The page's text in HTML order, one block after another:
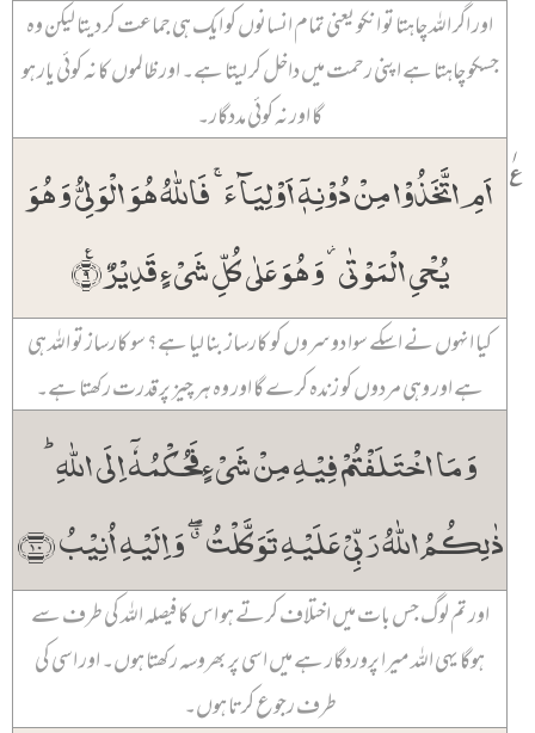
اور اگر اللہ چاہتا تو انکو یعنی تمام انسانوں کو ایک ہی جماعت کر دیتا لیکن وہ
جسکو چاہتا ہے اپنی رحمت میں داخل کر لیتا ہے۔ اور ظالموں کا نہ کوئی یار ہو
گا اور نہ کوئی مددگار۔
اَمِ اتَّخَذُوۡا مِنۡ دُوۡنِہٖۤ اَوۡلِیَآءَ ۚ فَاللّٰہُ ہُوَ الۡوَلِیُّ وَ ہُوَ
یُحۡیِ الۡمَوۡتٰی ۫ وَ ہُوَ عَلٰی کُلِّ شَیۡءٍ قَدِیۡرٌ ٪﴿۹﴾
۱
کیا انہوں نے اسکے سوا دوسروں کو کارساز بنا لیا ہے؟ سو کارساز تو اللہ ہی
ہے اور وہی مردوں کو زندہ کرے گا اور وہ ہر چیز پر قدرت رکھتا ہے۔
وَ مَا اخۡتَلَفۡتُمۡ فِیۡہِ مِنۡ شَیۡءٍ فَحُکۡمُہٗۤ اِلَی اللّٰہِ ؕ
ذٰلِکُمُ اللّٰہُ رَبِّیۡ عَلَیۡہِ تَوَکَّلۡتُ ٭ۖ وَ اِلَیۡہِ اُنِیۡبُ ﴿۱۰﴾
اور تم لوگ جس بات میں اختلاف کرتے ہو اس کا فیصلہ اللہ کی طرف سے
ہوگا یہی اللہ میرا پروردگار ہے میں اسی پر بھروسہ رکھتا ہوں۔ اور اسی کی
طرف رجوع کرتا ہوں۔